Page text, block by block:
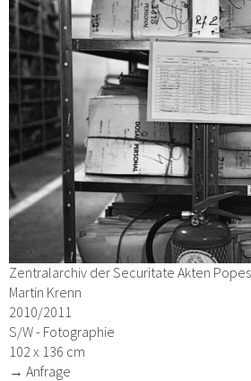
Zentralarchiv der Securitate Akten
Martin Krenn
2010/2011
S/W - Fotographie
102 x 136 cm
→ Anfrage